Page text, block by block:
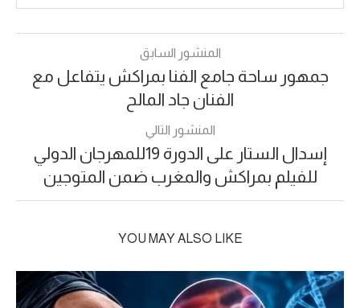
المنشور السابق
جمهور ساحة جامع الفنا بمراكش يتفاعل مع
الفنان جاد المالح
المنشور التالي
إسدال الستار على الدورة 19للمهرجان الدولي
للفيلم بمراكش والمغرب ضمن المتوجين
YOU MAY ALSO LIKE